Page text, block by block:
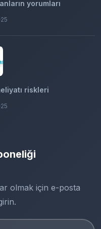
yorumları
riskleri
olmak için e-posta